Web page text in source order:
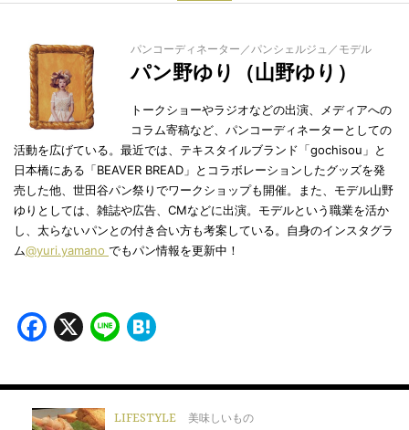
パンコーディネーター／パンシェルジュ／モデル
パン野ゆり（山野ゆり）
トークショーやラジオなどの出演、メディアへの
コラム寄稿など、パンコーディネーターとしての
活動を広げている。最近では、テキスタイルブランド「gochisou」と
日本橋にある「BEAVER BREAD」とコラボレーションしたグッズを発
売した他、世田谷パン祭りでワークショップも開催。また、モデル山野
ゆりとしては、雑誌や広告、CMなどに出演。モデルという職業を活か
し、太らないパンとの付き合い方も考案している。自身のインスタグラ
ム@yuri.yamano でもパン情報を更新中！
Facebook
X Line
LIFESTYLE 美味しいもの